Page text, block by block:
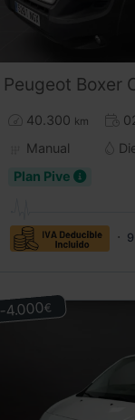
Peugeot Boxer
40.300 km
Manual
Plan Pive
-4.000€